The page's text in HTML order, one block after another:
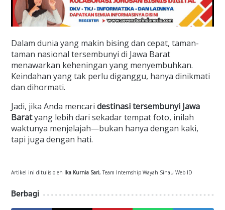
Dalam dunia yang makin bising dan cepat, taman-
taman nasional tersembunyi di Jawa Barat
menawarkan keheningan yang menyembuhkan.
Keindahan yang tak perlu diganggu, hanya dinikmati
dan dihormati.
Jadi, jika Anda mencari destinasi tersembunyi Jawa
Baratyang lebih dari sekadar tempat foto, inilah
waktunya menjelajah—bukan hanya dengan kaki,
tapi juga dengan hati.
Artikel ini ditulis oleh Ika Kurnia Sari, Team Internship Wayah Sinau Web ID
Berbagi